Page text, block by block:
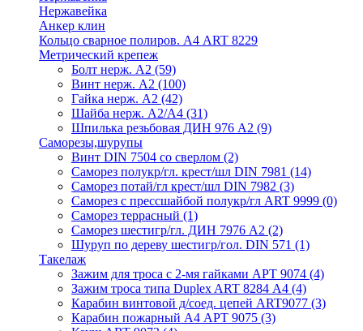
Нержавейка
Анкер клин
Кольцо сварное полиров. А4 ART 8229
Метрический крепеж
Болт нерж. А2 (59)
Винт нерж. А2 (100)
Гайка нерж. А2 (42)
Шайба нерж. А2/А4 (31)
Шпилька резьбовая ДИН 976 А2 (9)
Саморезы,шурупы
Винт DIN 7504 со сверлом (2)
Саморез полукр/гл. крест/шл DIN 7981 (14)
Саморез потай/гл крест/шл DIN 7982 (3)
Саморез с прессшайбой полукр/гл ART 9999 (0)
Саморез террасный (1)
Саморез шестигр/гл. ДИН 7976 А2 (2)
Шуруп по дереву шестигр/гол. DIN 571 (1)
Такелаж
Зажим для троса с 2-мя гайками АРТ 9074 (4)
Зажим троса типа Duplex ART 8284 А4 (4)
Карабин винтовой д/соед. цепей ART9077 (3)
Карабин пожарный А4 АРТ 9075 (3)